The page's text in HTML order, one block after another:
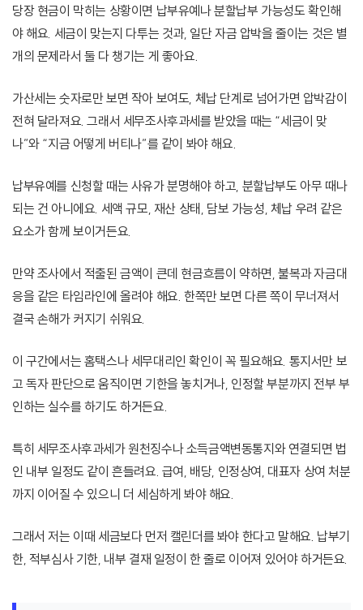
당장 현금이 막히는 상황이면 납부유예나 분할납부 가능성도 확인해
야 해요. 세금이 맞는지 다투는 것과, 일단 자금 압박을 줄이는 것은 별
개의 문제라서 둘 다 챙기는 게 좋아요.
가산세는 숫자로만 보면 작아 보여도, 체납 단계로 넘어가면 압박감이
전혀 달라져요. 그래서 세무조사후과세를 받았을 때는 “세금이 맞
나”와 “지금 어떻게 버티나”를 같이 봐야 해요.
납부유예를 신청할 때는 사유가 분명해야 하고, 분할납부도 아무 때나
되는 건 아니에요. 세액 규모, 재산 상태, 담보 가능성, 체납 우려 같은
요소가 함께 보이거든요.
만약 조사에서 적출된 금액이 큰데 현금흐름이 약하면, 불복과 자금대
응을 같은 타임라인에 올려야 해요. 한쪽만 보면 다른 쪽이 무너져서
결국 손해가 커지기 쉬워요.
이 구간에서는 홈택스나 세무대리인 확인이 꼭 필요해요. 통지서만 보
고 독자 판단으로 움직이면 기한을 놓치거나, 인정할 부분까지 전부 부
인하는 실수를 하기도 하거든요.
특히 세무조사후과세가 원천징수나 소득금액변동통지와 연결되면 법
인 내부 일정도 같이 흔들려요. 급여, 배당, 인정상여, 대표자 상여 처분
까지 이어질 수 있으니 더 세심하게 봐야 해요.
그래서 저는 이때 세금보다 먼저 캘린더를 봐야 한다고 말해요. 납부기
한, 적부심사 기한, 내부 결재 일정이 한 줄로 이어져 있어야 하거든요.